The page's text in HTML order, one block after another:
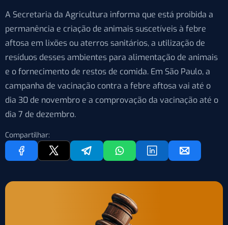
A Secretaria da Agricultura informa que está proibida a
permanência e criação de animais suscetíveis à febre
aftosa em lixões ou aterros sanitários, a utilização de
resíduos desses ambientes para alimentação de animais
e o fornecimento de restos de comida. Em São Paulo, a
campanha de vacinação contra a febre aftosa vai até o
dia 30 de novembro e a comprovação da vacinação até o
dia 7 de dezembro.
Compartilhar: